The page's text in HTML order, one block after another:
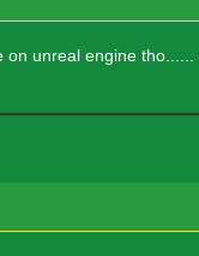
unreal engine